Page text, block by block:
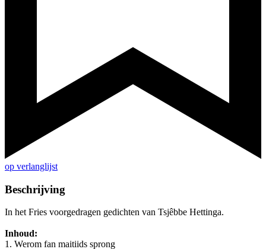
op verlanglijst
Beschrijving
In het Fries voorgedragen gedichten van Tsjêbbe Hettinga.
Inhoud:
1. Werom fan maitiids sprong